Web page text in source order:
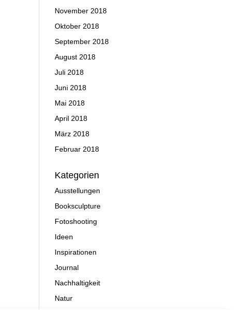
November 2018
Oktober 2018
September 2018
August 2018
Juli 2018
Juni 2018
Mai 2018
April 2018
März 2018
Februar 2018
Kategorien
Ausstellungen
Booksculpture
Fotoshooting
Ideen
Inspirationen
Journal
Nachhaltigkeit
Natur